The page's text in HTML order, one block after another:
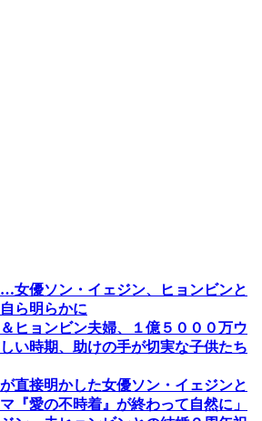
…女優ソン・イェジン、ヒョンビンと
ら明らかに
ヒョンビン夫婦、１億５０００万ウ
い時期、助けの手が切実な子供たち
直接明かした女優ソン・イェジンと
『愛の不時着』が終わって自然に」